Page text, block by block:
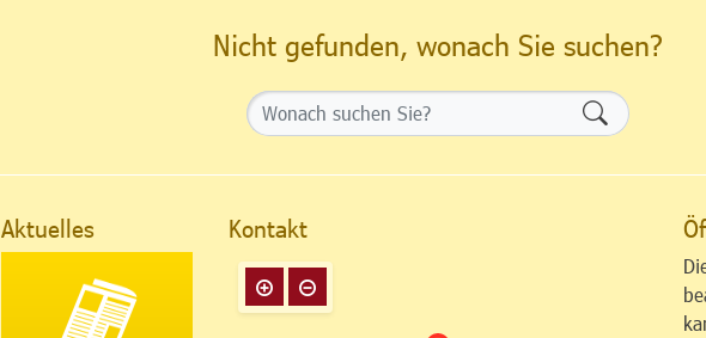
Nicht gefunden, wonach Sie suchen?
Aktuelles Kontakt